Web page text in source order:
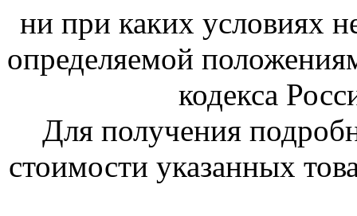
ни при каких условиях
определяемой
кодекса
Для получения
стоимости указанных